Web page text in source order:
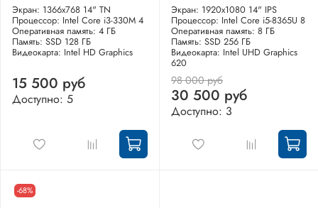
Экран: 1366x768 14" TN
Процессор: Intel Core i3-330M 4
Оперативная память: 4 ГБ
Память: SSD 128 ГБ
Видеокарта: Intel HD Graphics
15 500 руб
Доступно: 5
Экран: 1920x1080 14" IPS
Процессор: Intel Core i5-8365U 8
Оперативная память: 8 ГБ
Память: SSD 256 ГБ
Видеокарта: Intel UHD Graphics
620
98 000 руб
30 500 руб
Доступно: 3
-68%